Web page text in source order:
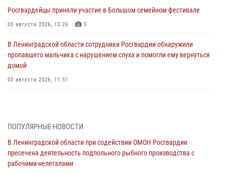
Росгвардейцы приняли участие в Большом семейном фестивале
03 августа 2026, 13:26 5
В Ленинградской области сотрудники Росгвардии обнаружили
пропавшего мальчика с нарушением слуха и помогли ему вернуться
домой
03 августа 2026, 11:51
03 августа 2026, 10:15 1
Сотрудники ГУ Росгвардии приняли участие в чемпионатах Северо-
Западного округа войск национальной гвардии РФ по спортивному и
боевому самбо
ПОПУЛЯРНЫЕ НОВОСТИ
В Ленинградской области при содействии ОМОН Росгвардии
пресечена деятельность подпольного рыбного производства с
рабочими-нелегалами